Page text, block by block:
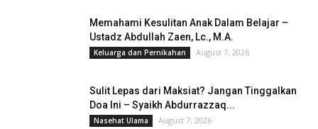
Memahami Kesulitan Anak Dalam Belajar –
Ustadz Abdullah Zaen, Lc., M.A.
Keluarga dan Pernikahan August 7, 2026
Sulit Lepas dari Maksiat? Jangan Tinggalkan
Doa Ini – Syaikh Abdurrazzaq...
Nasehat Ulama August 7, 2026